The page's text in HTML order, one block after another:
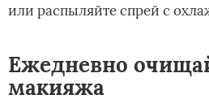
или распыляйте спрей с
Ежедневно
макияжа